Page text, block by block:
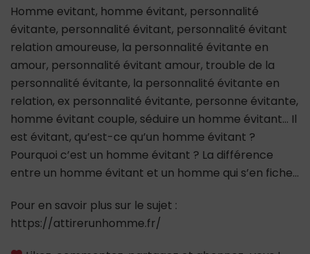
Homme evitant, homme évitant, personnalité
évitante, personnalité évitant, personnalité évitant
relation amoureuse, la personnalité évitante en
amour, personnalité évitant amour, trouble de la
personnalité évitante, la personnalité évitante en
relation, ex personnalité évitante, personne évitante,
homme évitant couple, séduire un homme évitant… Il
est évitant, qu’est-ce qu’un homme évitant ?
Pourquoi c’est un homme évitant ? La différence
entre un homme évitant et un homme qui s’en fiche…
Pour en savoir plus sur le sujet :
https://attirerunhomme.fr/